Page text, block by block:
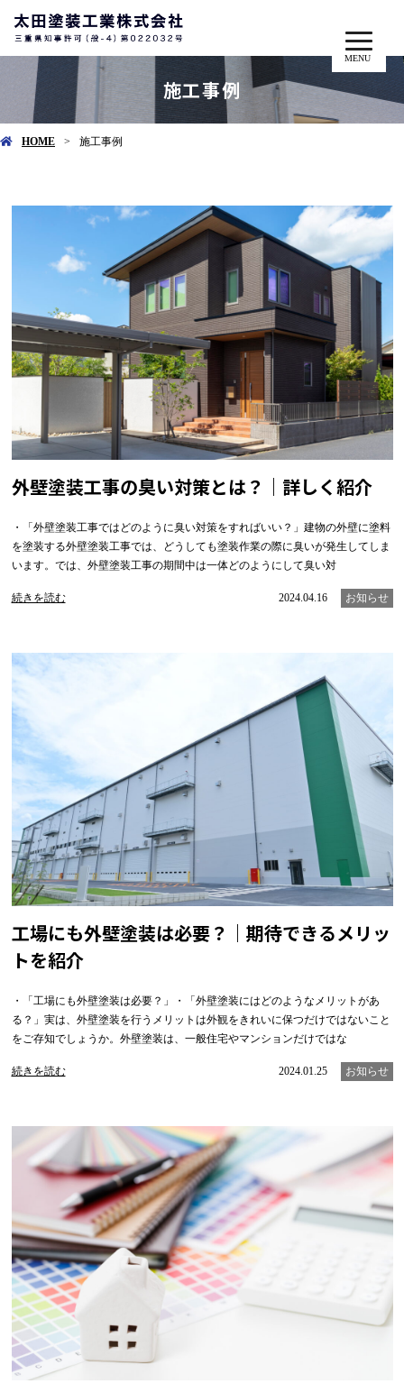
MENU
施工事例
HOME 施工事例
外壁塗装工事の臭い対策とは？｜詳しく紹介
・「外壁塗装工事ではどのように臭い対策をすればいい？」建物の外壁に塗料
を塗装する外壁塗装工事では、どうしても塗装作業の際に臭いが発生してしま
います。では、外壁塗装工事の期間中は一体どのようにして臭い対
続きを読む 2024.04.16 お知らせ
工場にも外壁塗装は必要？｜期待できるメリッ
トを紹介
・「工場にも外壁塗装は必要？」・「外壁塗装にはどのようなメリットがあ
る？」実は、外壁塗装を行うメリットは外観をきれいに保つだけではないこと
をご存知でしょうか。外壁塗装は、一般住宅やマンションだけではな
続きを読む 2024.01.25 お知らせ